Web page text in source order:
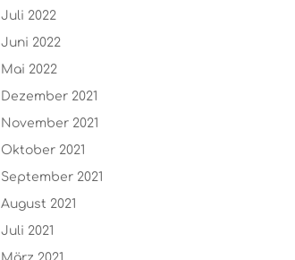
Juli 2022
Juni 2022
Mai 2022
Dezember 2021
November 2021
Oktober 2021
September 2021
August 2021
Juli 2021